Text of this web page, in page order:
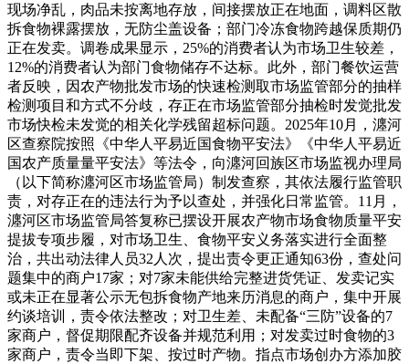
现场净乱，肉品未按离地存放，间接摆放正在地面，调料区散
拆食物裸露摆放，无防尘盖设备；部门冷冻食物跨越保质期仍
正在发卖。调卷成果显示，25%的消费者认为市场卫生较差，
12%的消费者认为部门食物储存不达标。此外，部门餐饮运营
者反映，因农产物批发市场的快速检测取市场监管部分的抽样
检测项目和方式不分歧，存正在市场监管部分抽检时发觉批发
市场快检未发觉的相关化学残留超标问题。2025年10月，瀍河
区查察院按照《中华人平易近国食物平安法》《中华人平易近
国农产质量量平安法》等法令，向瀍河回族区市场监视办理局
（以下简称瀍河区市场监管局）制发查察，其依法履行监管职
责，对存正在的违法行为予以查处，并强化日常监管。11月，
瀍河区市场监管局答复称已摆设开展农产物市场食物质量平安
提拔专项步履，对市场卫生、食物平安义务落实进行全面整
治，共出动法律人员32人次，提出责令更正通知63份，查处问
题集中的商户17家；对7家未能供给完整进货凭证、发卖记实
或未正在显著公示无包拆食物产地来历消息的商户，集中开展
约谈培训，责令依法整改；对卫生差、未配备“三防”设备的7
家商户，督促期限配齐设备并规范利用；对发卖过时食物的3
家商户，责令当即下架、按过时产物。指点市场创办方添加胶